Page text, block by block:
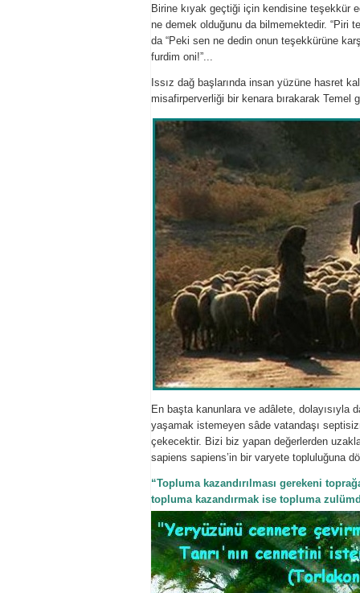
Birine kıyak geçtiği için kendisine teşekkür
ne demek olduğunu da bilmemektedir. “Piri
da “Peki sen ne dedin onun teşekkürüne
furdim oni!”...
Issız dağ başlarında insan yüzüne hasret
misafirperverliği bir kenara bırakarak Temel
En başta kanunlara ve adâlete,
yaşamak istemeyen sâde vatandaşı
çekecektir. Bizi biz yapan değerlerden
sapiens sapiens’in bir varyete topluluğuna
“Topluma kazandırılması gerekeni
topluma kazandırmak ise topluma